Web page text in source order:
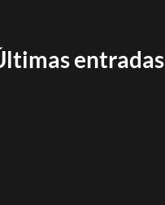
entradas